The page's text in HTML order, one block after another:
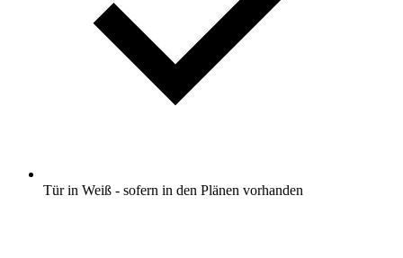
Tür in Weiß - sofern in den Plänen vorhanden